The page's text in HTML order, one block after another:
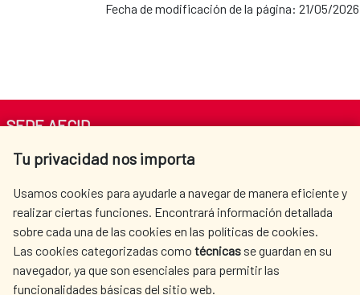
Fecha de modificación de la página: 21/05/2026
Tu privacidad nos importa
Usamos cookies para ayudarle a navegar de manera eficiente y
realizar ciertas funciones. Encontrará información detallada
sobre cada una de las cookies en las políticas de cookies.
Las cookies categorizadas como técnicas se guardan en su
navegador, ya que son esenciales para permitir las
funcionalidades básicas del sitio web.
SEDE AECID
Av. Reyes Católicos 4 - 28040 Madrid
centro.informacion@aecid.es
LA AECID
DÓNDE COOPERAMOS
ACCIÓN HUMANITARIA
SALA DE PRENSA